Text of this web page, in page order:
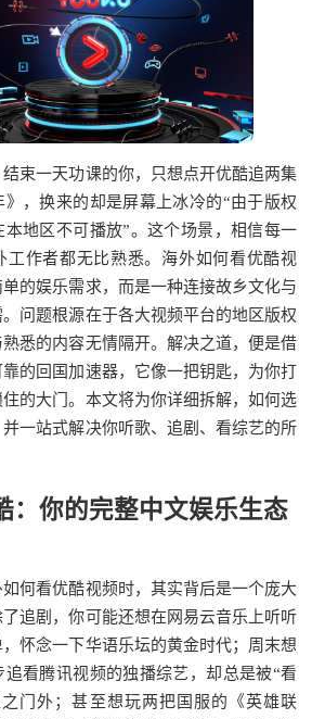
束一天功课的你，只想点开优酷追两集
》，换来的却是屏幕上冰冷的“由于版权
本地区不可播放”。这个场景，相信每一
工作者都无比熟悉。海外如何看优酷视
的娱乐需求，而是一种连接故乡文化与
问题根源在于各大视频平台的地区版权
悉的内容无情隔开。解决之道，便是借
的回国加速器，它像一把钥匙，为你打
的大门。本文将为你详细拆解，如何选
一站式解决你听歌、追剧、看综艺的所
：你的完整中文娱乐生态
何看优酷视频时，其实背后是一个庞大
追剧，你可能还想在网易云音乐上听听
怀念一下华语乐坛的黄金时代；周末想
追看腾讯视频的独播综艺，却总是被“看
门外；甚至想玩两把国服的《英雄联